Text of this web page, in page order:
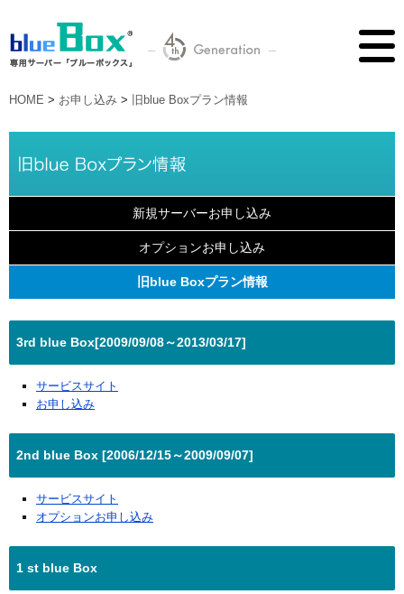
HOME > お申し込み > 旧blue Boxプラン情報
新規サーバーお申し込み
オプションお申し込み
旧blue Boxプラン情報
3rd blue Box[2009/09/08～2013/03/17]
サービスサイト
お申し込み
2nd blue Box [2006/12/15～2009/09/07]
サービスサイト
オプションお申し込み
1 st blue Box